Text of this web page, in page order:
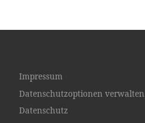
Impressum
Datenschutzoptionen verwalten
Datenschutz